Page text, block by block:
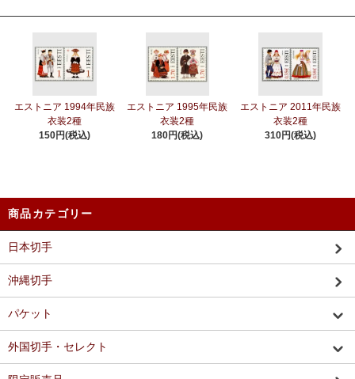
エストニア 1994年民族
衣装2種
150円(税込)
エストニア 1995年民族
衣装2種
180円(税込)
エストニア 2011年民族
衣装2種
310円(税込)
商品カテゴリー
日本切手
沖縄切手
パケット
外国切手・セレクト